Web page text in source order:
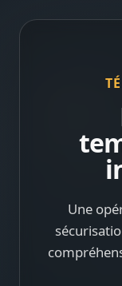
Une